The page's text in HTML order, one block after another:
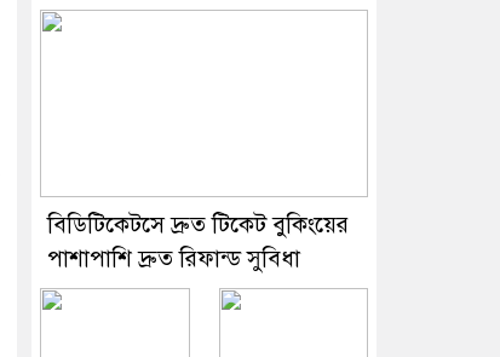
বিডিটিকেটসে দ্রুত টিকেট বুকিংয়ের
পাশাপাশি দ্রুত রিফান্ড সুবিধা